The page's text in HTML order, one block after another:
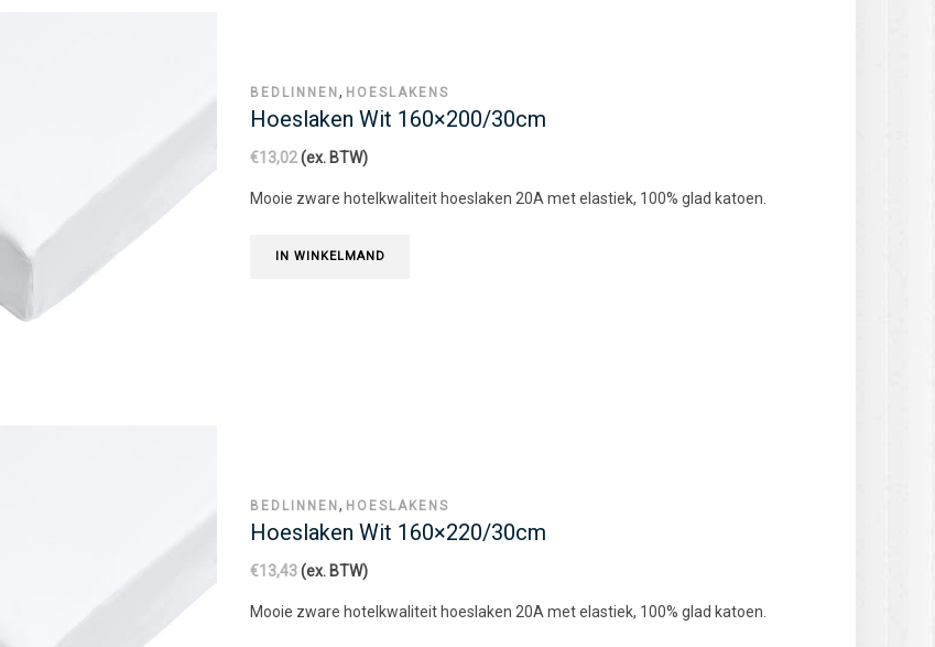
BEDLINNEN , HOESLAKENS
Hoeslaken Wit 160×200/30cm
€13,02(ex. BTW)
Mooie zware hotelkwaliteit hoeslaken 20A met elastiek, 100% glad katoen.
IN WINKELMAND
BEDLINNEN , HOESLAKENS
Hoeslaken Wit 160×220/30cm
€13,43(ex. BTW)
Mooie zware hotelkwaliteit hoeslaken 20A met elastiek, 100% glad katoen.